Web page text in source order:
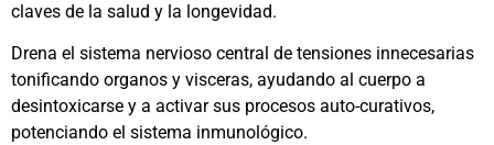
claves de la salud y la longevidad.
Drena el sistema nervioso central de tensiones innecesarias
tonificando organos y visceras, ayudando al cuerpo a
desintoxicarse y a activar sus procesos auto-curativos,
potenciando el sistema inmunológico.